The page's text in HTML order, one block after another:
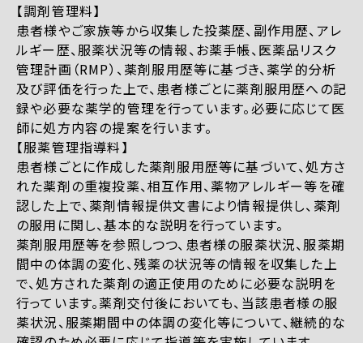
【調剤管理料】
患者様やご家族等から収集した投薬歴、副作用歴、アレ
ルギー歴、服薬状況等の情報、お薬手帳、医薬品リスク
管理計画（RMP）、薬剤服用歴等に基づき、薬学的分析
及び評価を行った上で、患者様ごとに薬剤服用歴への記
録や必要な薬学的管理を行っています。必要に応じて医
師に処方内容の提案を行います。
【服薬管理指導料】
患者様ごとに作成した薬剤服用歴等に基づいて、処方さ
れた薬剤の重複投薬、相互作用、薬物アレルギー等を確
認した上で、薬剤情報提供文書により情報提供し、薬剤
の服用に関し、基本的な説明を行っています。
薬剤服用歴等を参照しつつ、患者様の服薬状況、服薬期
間中の体調の変化、残薬の状況等の情報を収集した上
で、処方された薬剤の適正使用のために必要な説明を
行っています。薬剤交付後においても、当該患者様の服
薬状況、服薬期間中の体調の変化等について、継続的な